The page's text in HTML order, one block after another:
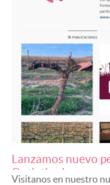
Lanzamos nuevo
Outletbodegas
Visitanos en nuestro